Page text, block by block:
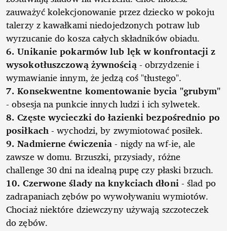
zauważyć kolekcjonowanie przez dziecko w pokoju
talerzy z kawałkami niedojedzonych potraw lub
wyrzucanie do kosza całych składników obiadu.
6. Unikanie pokarmów lub lęk w konfrontacji z
wysokotłuszczową żywnością- obrzydzenie i
wymawianie innym, że jedzą coś "tłustego".
7. Konsekwentne komentowanie bycia "grubym"
- obsesja na punkcie innych ludzi i ich sylwetek.
8. Częste wycieczki do łazienki bezpośrednio po
posiłkach- wychodzi, by zwymiotować posiłek.
9. Nadmierne ćwiczenia- nigdy na wf-ie, ale
zawsze w domu. Brzuszki, przysiady, różne
challenge 30 dni na idealną pupę czy płaski brzuch.
10. Czerwone ślady na knykciach dłoni- ślad po
zadrapaniach zębów po wywoływaniu wymiotów.
Chociaż niektóre dziewczyny używają szczoteczek
do zębów.